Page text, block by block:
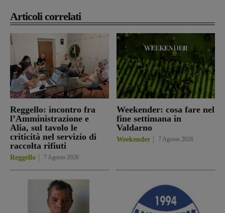
Articoli correlati
Reggello: incontro fra
l’Amministrazione e
Alia, sul tavolo le
criticità nel servizio di
raccolta rifiuti
Reggello 7 Agosto 2026
Weekender: cosa fare nel
fine settimana in
Valdarno
Weekender 7 Agosto 2026